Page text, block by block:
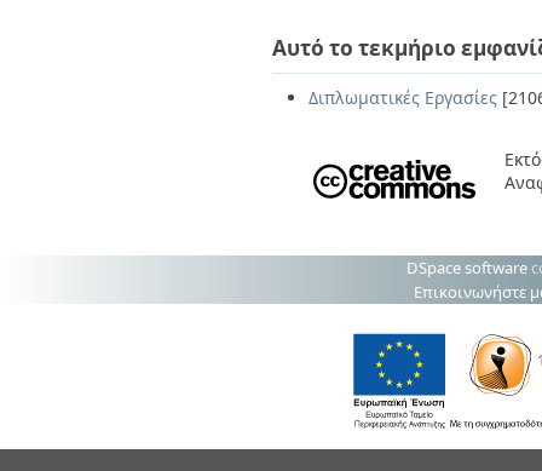
Αυτό το τεκμήριο
Διπλωματικές Εργασίες
DSpace software
Επικοινωνήστε